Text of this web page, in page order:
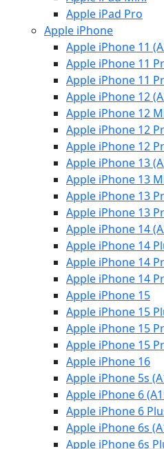
Apple iPad Pro
Apple iPhone
Apple iPhone 11
Apple iPhone 11
Apple iPhone 11
Apple iPhone 12
Apple iPhone 12
Apple iPhone 12
Apple iPhone 12
Apple iPhone 13
Apple iPhone 13
Apple iPhone 13
Apple iPhone 13
Apple iPhone 14
Apple iPhone 14
Apple iPhone 14
Apple iPhone 14
Apple iPhone 15
Apple iPhone 15
Apple iPhone 15
Apple iPhone 15
Apple iPhone 16
Apple iPhone 5s
Apple iPhone 6
Apple iPhone 6
Apple iPhone 6s
Apple iPhone 6s